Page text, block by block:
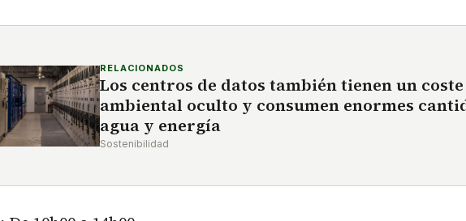
RELACIONADOS
Los centros de datos también tienen un coste
ambiental oculto y consumen enormes
agua y energía
Sostenibilidad